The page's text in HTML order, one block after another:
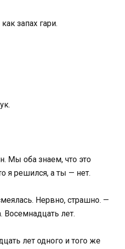
запах гари.
Мы оба знаем, что это
я решился, а ты — нет.
Нервно, страшно. —
Восемнадцать лет.
лет одного и того же